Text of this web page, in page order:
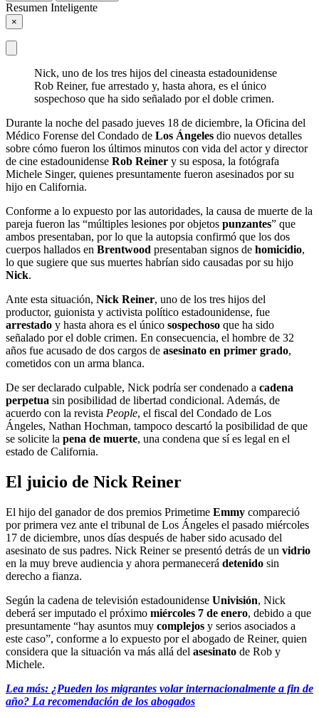
Resumen Inteligente
×
Nick, uno de los tres hijos del cineasta estadounidense
Rob Reiner, fue arrestado y, hasta ahora, es el único
sospechoso que ha sido señalado por el doble crimen.
Durante la noche del pasado jueves 18 de diciembre, la Oficina del
Médico Forense del Condado de Los Ángeles dio nuevos detalles
sobre cómo fueron los últimos minutos con vida del actor y director
de cine estadounidense Rob Reiner y su esposa, la fotógrafa
Michele Singer, quienes presuntamente fueron asesinados por su
hijo en California.
Conforme a lo expuesto por las autoridades, la causa de muerte de la
pareja fueron las “múltiples lesiones por objetos punzantes” que
ambos presentaban, por lo que la autopsia confirmó que los dos
cuerpos hallados en Brentwood presentaban signos de homicidio,
lo que sugiere que sus muertes habrían sido causadas por su hijo
Nick.
Ante esta situación, Nick Reiner, uno de los tres hijos del
productor, guionista y activista político estadounidense, fue
arrestado y hasta ahora es el único sospechoso que ha sido
señalado por el doble crimen. En consecuencia, el hombre de 32
años fue acusado de dos cargos de asesinato en primer grado,
cometidos con un arma blanca.
De ser declarado culpable, Nick podría ser condenado a cadena
perpetua sin posibilidad de libertad condicional. Además, de
acuerdo con la revista People, el fiscal del Condado de Los
Ángeles, Nathan Hochman, tampoco descartó la posibilidad de que
se solicite la pena de muerte, una condena que sí es legal en el
estado de California.
El juicio de Nick Reiner
El hijo del ganador de dos premios Primetime Emmy compareció
por primera vez ante el tribunal de Los Ángeles el pasado miércoles
17 de diciembre, unos días después de haber sido acusado del
asesinato de sus padres. Nick Reiner se presentó detrás de un vidrio
en la muy breve audiencia y ahora permanecerá detenido sin
derecho a fianza.
Según la cadena de televisión estadounidense Univisión, Nick
deberá ser imputado el próximo miércoles 7 de enero, debido a que
presuntamente “hay asuntos muy complejos y serios asociados a
este caso”, conforme a lo expuesto por el abogado de Reiner, quien
considera que la situación va más allá del asesinato de Rob y
Michele.
Lea más: ¿Pueden los migrantes volar internacionalmente a fin de
año? La recomendación de los abogados